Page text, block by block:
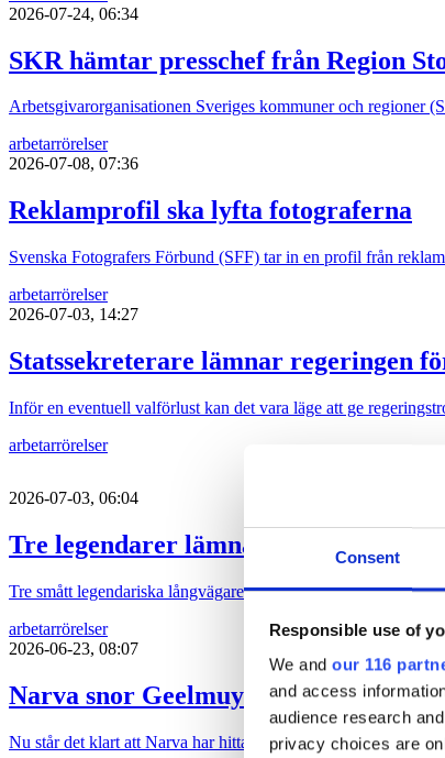
Consent
Responsible use of
We and our 116
and access
audience research
privacy choices are
2026-07-24, 06:34
SKR hämtar presschef från Region
Arbetsgivarorganisationen Sveriges kommuner och regioner
arbetarrörelser
2026-07-08, 07:36
Reklamprofil ska lyfta fotograferna
Svenska Fotografers Förbund (SFF) tar in en profil från
arbetarrörelser
2026-07-03, 14:27
Statssekreterare lämnar regeringen
Inför en eventuell valförlust kan det vara läge att ge
arbetarrörelser
2026-07-03, 06:04
Tre legendarer lämnar jobben
Tre smått legendariska långvägare i branschen lämnar sina
arbetarrörelser
2026-06-23, 08:07
Narva snor Geelmuydens Kieses
Nu står det klart att Narva har hittat en ersättare till Annika